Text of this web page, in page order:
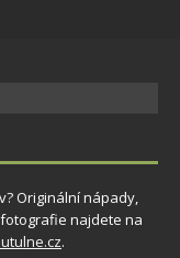
Originální nápady,
najdete na
.